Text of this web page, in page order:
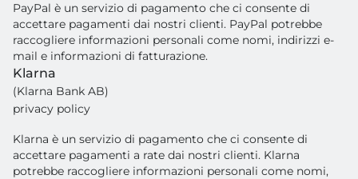
PayPal è un servizio di pagamento che ci consente di
accettare pagamenti dai nostri clienti. PayPal potrebbe
raccogliere informazioni personali come nomi, indirizzi e-
mail e informazioni di fatturazione.
Klarna
(Klarna Bank AB)
privacy policy
Klarna è un servizio di pagamento che ci consente di
accettare pagamenti a rate dai nostri clienti. Klarna
potrebbe raccogliere informazioni personali come nomi,